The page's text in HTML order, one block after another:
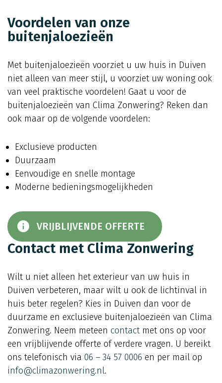
Voordelen van onze
buitenjaloezieën
Met buitenjaloezieën voorziet u uw huis in Duiven
niet alleen van meer stijl, u voorziet uw woning ook
van veel praktische voordelen! Gaat u voor de
buitenjaloezieën van Clima Zonwering? Reken dan
ook maar op de volgende voordelen:
Exclusieve producten
Duurzaam
Eenvoudige en snelle montage
Moderne bedieningsmogelijkheden
VRIJBLIJVENDE OFFERTE
Contact met Clima Zonwering
Wilt u niet alleen het exterieur van uw huis in
Duiven verbeteren, maar wilt u ook de lichtinval in
huis beter regelen? Kies in Duiven dan voor de
duurzame en exclusieve buitenjaloezieën van Clima
Zonwering. Neem meteen contact met ons op voor
een vrijblijvende offerte of verdere vragen. U bereikt
ons telefonisch via 06 – 34 57 0006 en per mail op
info@climazonwering.nl.